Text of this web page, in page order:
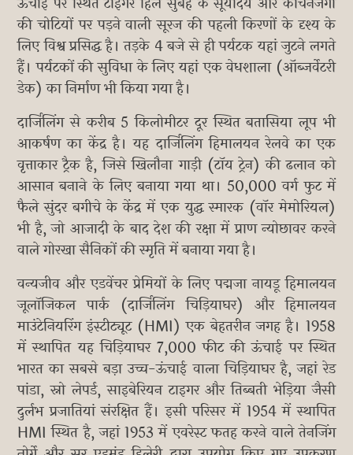
की चोटियों पर पड़ने वाली सूरज की पहली किरणों के दृश्य के
लिए विश्व प्रसिद्ध है। तड़के 4 बजे से ही पर्यटक यहां जुटने लगते
हैं। पर्यटकों की सुविधा के लिए यहां एक वेधशाला (ऑब्जर्वेटरी
डेक) का निर्माण भी किया गया है।
दार्जिलिंग से करीब 5 किलोमीटर दूर स्थित बतासिया लूप भी
आकर्षण का केंद्र है। यह दार्जिलिंग हिमालयन रेलवे का एक
वृत्ताकार ट्रैक है, जिसे खिलौना गाड़ी (टॉय ट्रेन) की ढलान को
आसान बनाने के लिए बनाया गया था। 50,000 वर्ग फुट में
फैले सुंदर बगीचे के केंद्र में एक युद्ध स्मारक (वॉर मेमोरियल)
भी है, जो आजादी के बाद देश की रक्षा में प्राण न्योछावर करने
वाले गोरखा सैनिकों की स्मृति में बनाया गया है।
वन्यजीव और एडवेंचर प्रेमियों के लिए पद्मजा नायडू हिमालयन
जूलॉजिकल पार्क (दार्जिलिंग चिड़ियाघर) और हिमालयन
माउंटेनियरिंग इंस्टीट्यूट (HMI) एक बेहतरीन जगह है। 1958
में स्थापित यह चिड़ियाघर 7,000 फीट की ऊंचाई पर स्थित
भारत का सबसे बड़ा उच्च-ऊंचाई वाला चिड़ियाघर है, जहां रेड
पांडा, स्नो लेपर्ड, साइबेरियन टाइगर और तिब्बती भेड़िया जैसी
दुर्लभ प्रजातियां संरक्षित हैं। इसी परिसर में 1954 में स्थापित
HMI स्थित है, जहां 1953 में एवरेस्ट फतह करने वाले तेनजिंग